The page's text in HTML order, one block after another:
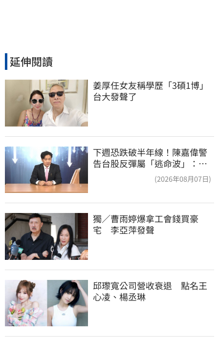
延伸閱讀
姜厚任女友稱學歷「3碩1博」
台大發聲了
下週恐跌破半年線！陳嘉偉警
告台股反彈屬「逃命波」：空
(2026年08月07日)
獨／曹雨婷爆拿工會錢買豪
宅　李亞萍發聲
邱瓈寬公司營收衰退　點名王
心凌、楊丞琳